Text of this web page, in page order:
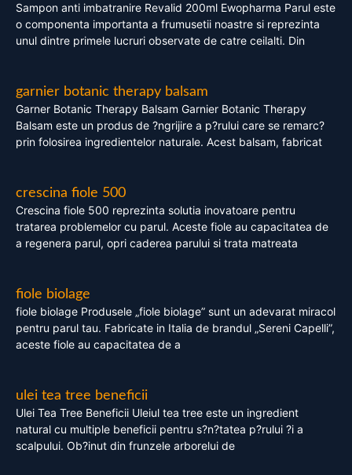
Sampon anti imbatranire Revalid 200ml Ewopharma Parul este
o componenta importanta a frumusetii noastre si reprezinta
unul dintre primele lucruri observate de catre ceilalti. Din
garnier botanic therapy balsam
Garner Botanic Therapy Balsam Garnier Botanic Therapy
Balsam este un produs de ?ngrijire a p?rului care se remarc?
prin folosirea ingredientelor naturale. Acest balsam, fabricat
crescina fiole 500
Crescina fiole 500 reprezinta solutia inovatoare pentru
tratarea problemelor cu parul. Aceste fiole au capacitatea de
a regenera parul, opri caderea parului si trata matreata
fiole biolage
fiole biolage Produsele „fiole biolage” sunt un adevarat miracol
pentru parul tau. Fabricate in Italia de brandul „Sereni Capelli”,
aceste fiole au capacitatea de a
ulei tea tree beneficii
Ulei Tea Tree Beneficii Uleiul tea tree este un ingredient
natural cu multiple beneficii pentru s?n?tatea p?rului ?i a
scalpului. Ob?inut din frunzele arborelui de